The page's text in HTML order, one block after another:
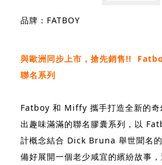
品牌：FATBOY
與歐洲同步上市，搶先銷售!!
聯名系列
Fatboy 和 Miffy 攜手打造全新的奇
出趣味滿滿的聯名膠囊系列，以
計概念結合 Dick Bruna 舉世聞名
備好展開一個老少咸宜的繽紛故事